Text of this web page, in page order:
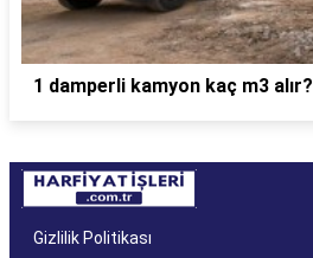
1 damperli kamyon kaç m3 alır?
Gizlilik Politikası